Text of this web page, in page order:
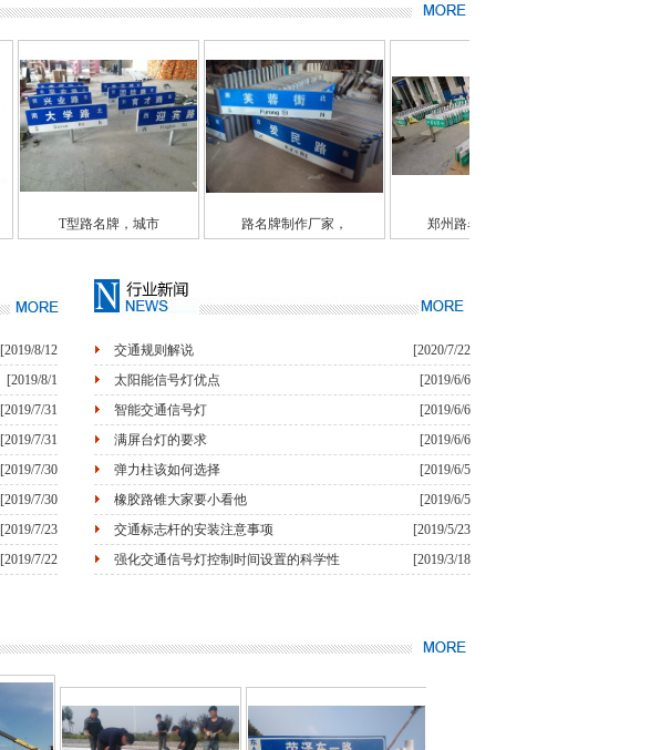
路名牌制作厂家， 郑州路名牌厂家， 郑州路名牌厂家，
[2019/8/12
[2019/8/1
[2019/7/31
[2019/7/31
[2019/7/30
[2019/7/30
[2019/7/23
[2019/7/22
交通规则解说
[2020/7/22
太阳能信号灯优点
[2019/6/6
智能交通信号灯
[2019/6/6
满屏台灯的要求
[2019/6/6
弹力柱该如何选择
[2019/6/5
橡胶路锥大家要小看他
[2019/6/5
交通标志杆的安装注意事项
[2019/5/23
强化交通信号灯控制时间设置的科学性
[2019/3/18